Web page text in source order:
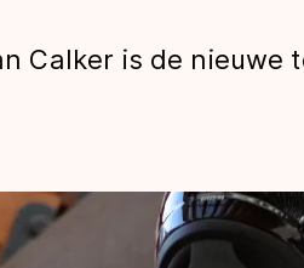
Calker is de nieuwe